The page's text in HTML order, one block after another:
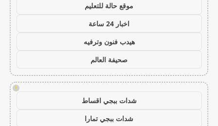
موقع حالة للتعليم
اخبار 24 ساعة
هيدب فنون وترفيه
صحيفة العالم
!
شدات ببجي اقساط
شدات ببجي تمارا